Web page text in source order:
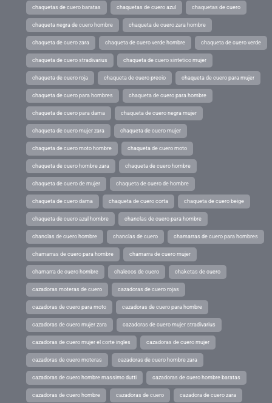
chaquetas de cuero baratas chaquetas de cuero azul chaquetas de cuero
chaqueta negra de cuero hombre chaqueta de cuero zara hombre
chaqueta de cuero zara chaqueta de cuero verde hombre chaqueta de cuero verde
chaqueta de cuero stradivarius chaqueta de cuero sintetico mujer
chaqueta de cuero roja chaqueta de cuero precio chaqueta de cuero para mujer
chaqueta de cuero para hombres chaqueta de cuero para hombre
chaqueta de cuero para dama chaqueta de cuero negra mujer
chaqueta de cuero mujer zara chaqueta de cuero mujer
chaqueta de cuero moto hombre chaqueta de cuero moto
chaqueta de cuero hombre zara chaqueta de cuero hombre
chaqueta de cuero de mujer chaqueta de cuero de hombre
chaqueta de cuero dama chaqueta de cuero corta chaqueta de cuero beige
chaqueta de cuero azul hombre chanclas de cuero para hombre
chanclas de cuero hombre chanclas de cuero chamarras de cuero para hombres
chamarras de cuero para hombre chamarra de cuero mujer
chamarra de cuero hombre chalecos de cuero chaketas de cuero
cazadoras moteras de cuero cazadoras de cuero rojas
cazadoras de cuero para moto cazadoras de cuero para hombre
cazadoras de cuero mujer zara cazadoras de cuero mujer stradivarius
cazadoras de cuero mujer el corte ingles cazadoras de cuero mujer
cazadoras de cuero moteras cazadoras de cuero hombre zara
cazadoras de cuero hombre massimo dutti cazadoras de cuero hombre baratas
cazadoras de cuero hombre cazadoras de cuero cazadora de cuero zara